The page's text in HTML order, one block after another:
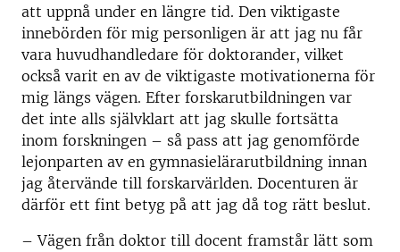
att uppnå under en längre tid. Den viktigaste
innebörden för mig personligen är att jag nu får
vara huvudhandledare för doktorander, vilket
också varit en av de viktigaste motivationerna för
mig längs vägen. Efter forskarutbildningen var
det inte alls självklart att jag skulle fortsätta
inom forskningen – så pass att jag genomförde
lejonparten av en gymnasielärarutbildning innan
jag återvände till forskarvärlden. Docenturen är
därför ett fint betyg på att jag då tog rätt beslut.
– Vägen från doktor till docent framstår lätt som